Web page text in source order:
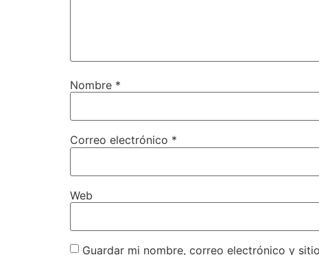
Nombre *
Correo electrónico *
Web
Guardar mi nombre, correo electrónico y